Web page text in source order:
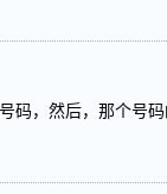
码，然后，那个号